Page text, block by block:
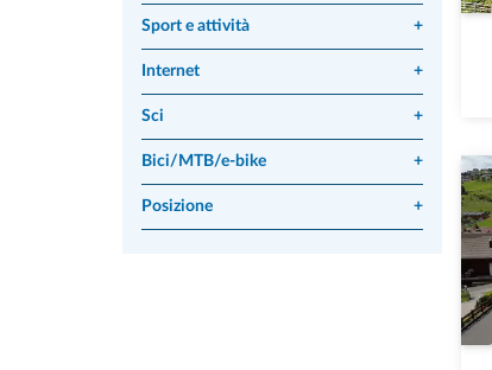
Sport e attività +
Internet +
Sci +
Bici/MTB/e-bike +
Posizione +